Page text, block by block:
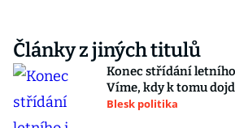
Články z jiných titulů
Konec střídání
Víme, kdy k tomu
Blesk politika